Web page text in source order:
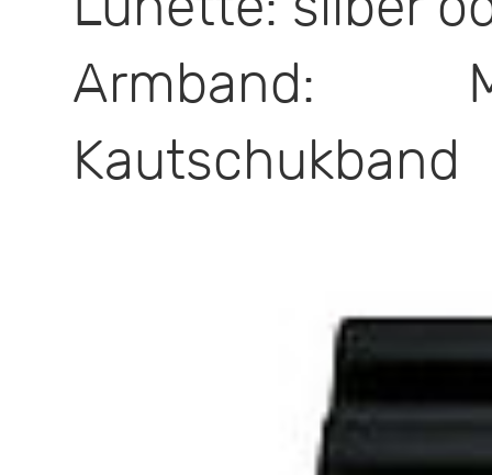
Armband:
Kautschukband